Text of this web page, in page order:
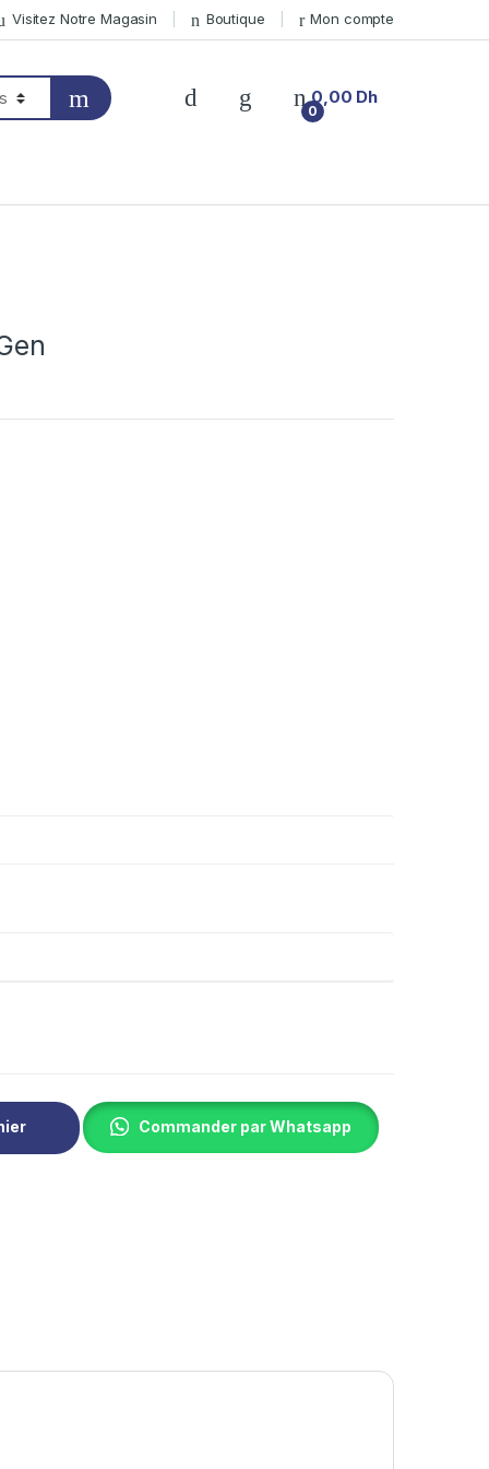
Visitez Notre Magasin Boutique Mon compte
0
0,00 Dh
Commander par Whatsapp